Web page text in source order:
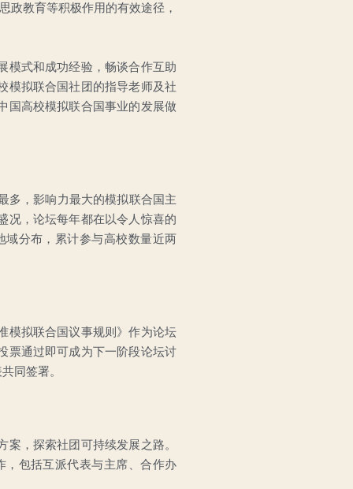
政教育等积极作用的有效途径，
模式和成功经验，畅谈合作互助
模拟联合国社团的指导老师及社
国高校模拟联合国事业的发展做
多，影响力最大的模拟联合国主
况，论坛每年都在以令人惊喜的
分布，累计参与高校数量近两
模拟联合国议事规则》作为论坛
票通过即可成为下一阶段论坛讨
同签署。
，探索社团可持续发展之路。
包括互派代表与主席、合作办